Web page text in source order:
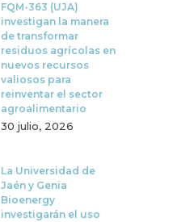
FQM-363 (UJA)
investigan la manera
de transformar
residuos agrícolas en
nuevos recursos
valiosos para
reinventar el sector
agroalimentario
30 julio, 2026
La Universidad de
Jaén y Genia
Bioenergy
investigarán el uso